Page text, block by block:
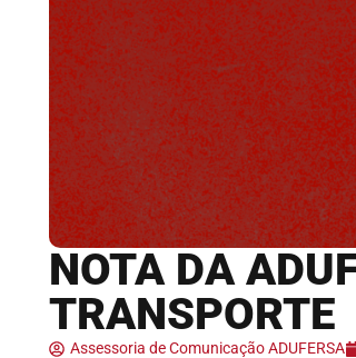
NOTA DA
TRANSPORTE
Assessoria de Comunicação ADUFERSA